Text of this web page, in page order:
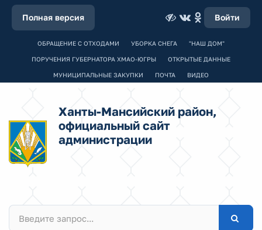
Полная версия Войти
ОБРАЩЕНИЕ С ОТХОДАМИ УБОРКА СНЕГА "НАШ ДОМ"
ПОРУЧЕНИЯ ГУБЕРНАТОРА ХМАО-ЮГРЫ ОТКРЫТЫЕ ДАННЫЕ
МУНИЦИПАЛЬНЫЕ ЗАКУПКИ ПОЧТА ВИДЕО
Ханты-Мансийский район,
официальный сайт
администрации